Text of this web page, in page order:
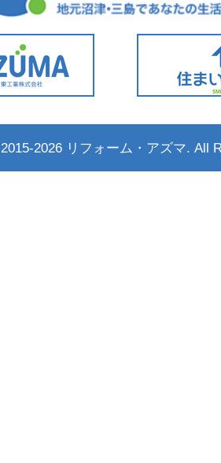
2015-2026 リフォーム・アズマ. All